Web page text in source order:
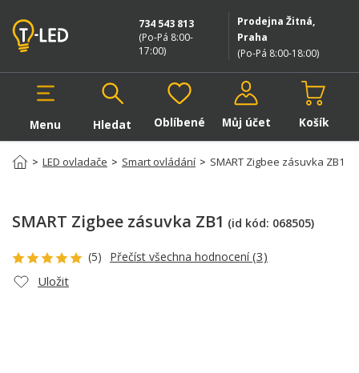
Prodejna Žitná,
Praha
(Po-Pá 8:00-18:00)
734 543 813
(Po-Pá 8:00-
17:00)
Menu Hledat
Hledat v produktech
Oblíbené Můj účet Košík
> LED ovladače > Smart ovládání > SMART Zigbee zásuvka ZB1
SMART Zigbee zásuvka ZB1 (id kód: 068505)
(5) Přečíst všechna hodnocení(3)
Uložit